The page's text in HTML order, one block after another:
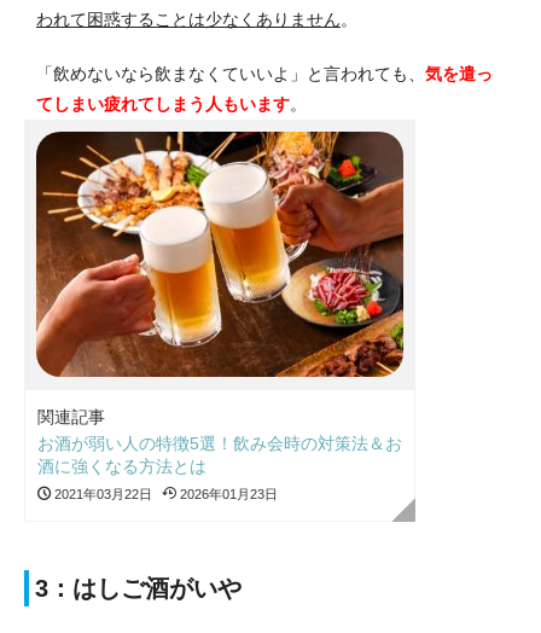
われて困惑することは少なくありません。
「飲めないなら飲まなくていいよ」と言われても、 気を遣っ
てしまい疲れてしまう人もいます。
関連記事
お酒が弱い人の特徴5選！飲み会時の対策法＆お
酒に強くなる方法とは
2021年03月22日 2026年01月23日
3：はしご酒がいや